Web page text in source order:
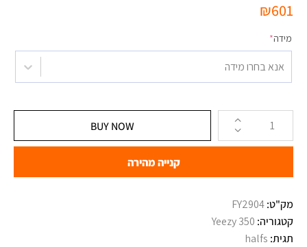
₪601
מידה*
אנא בחרו מידה
BUY NOW
קנייה מהירה
מק"ט:FY2904
קטגוריה: Yeezy 350
תגית: halfs